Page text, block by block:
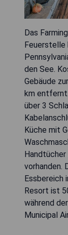
Das
Feuerstelle
den See.
Gebäude
km
über 3
Küche mit
vorhanden.
Essbereich
Resort ist
während
Municipal